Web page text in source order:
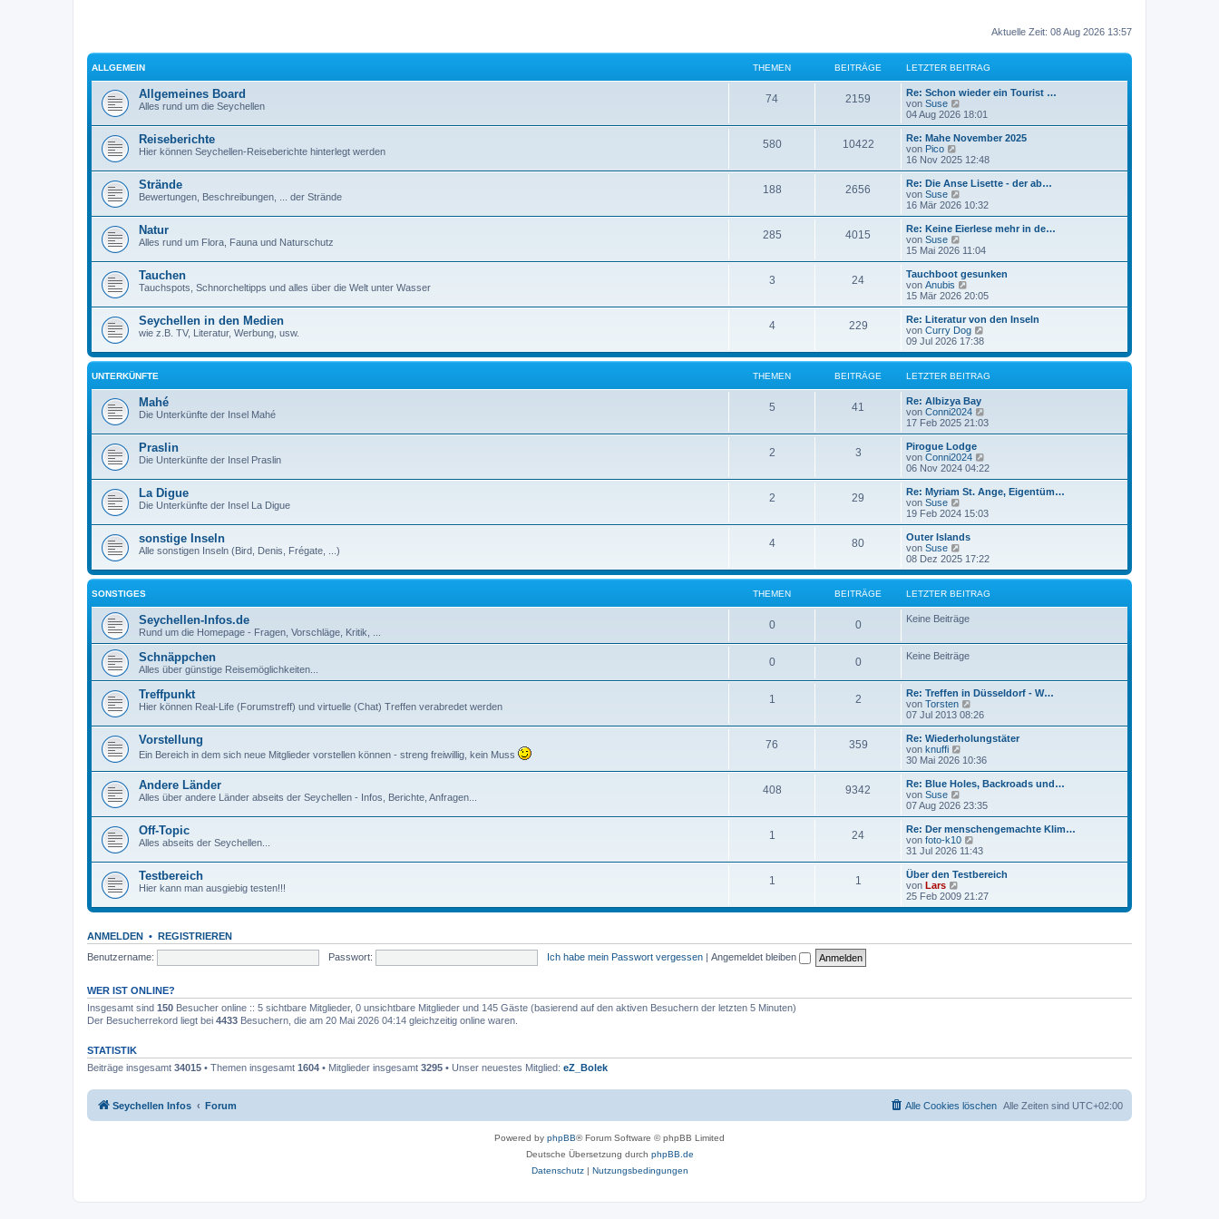
Aktuelle Zeit: 08 Aug 2026 13:57
ALLGEMEIN THEMEN BEITRÄGE LETZTER BEITRAG
Allgemeines Board
Alles rund um die Seychellen
74 2159
Re: Schon wieder ein Tourist …
von Suse
e
u
e
t
B
e
i
r
g
04 Aug 2026 18:01
Reiseberichte
Hier können Seychellen-Reiseberichte hinterlegt werden
580 10422
Re: Mahe November 2025
von Pico
e
u
e
s
t
r
B
e
i
r
a
g
16 Nov 2025 12:48
Strände
Bewertungen, Beschreibungen, ... der Strände
188 2656
Re: Die Anse Lisette - der ab…
von Suse
e
u
e
t
B
e
i
r
a
g
16 Mär 2026 10:32
Natur
Alles rund um Flora, Fauna und Naturschutz
285 4015
Re: Keine Eierlese mehr in de…
von Suse
e
u
e
s
t
B
e
i
t
a
g
15 Mai 2026 11:04
Tauchen
Tauchspots, Schnorcheltipps und alles über die Welt unter Wasser
3 24
Tauchboot gesunken
von Anubis
e
u
e
s
t
r
B
e
i
t
r
a
g
15 Mär 2026 20:05
Seychellen in den Medien
wie z.B. TV, Literatur, Werbung, usw.
4 229
Re: Literatur von den Inseln
von Curry Dog
u
e
s
e
i
a
g
09 Jul 2026 17:38
UNTERKÜNFTE THEMEN BEITRÄGE LETZTER BEITRAG
Mahé
Die Unterkünfte der Insel Mahé
5 41
Re: Albizya Bay
von Conni2024
e
u
t
B
e
i
g
17 Feb 2025 21:03
Praslin
Die Unterkünfte der Insel Praslin
2 3
Pirogue Lodge
von Conni2024
e
u
e
t
e
i
t
a
g
06 Nov 2024 04:22
La Digue
Die Unterkünfte der Insel La Digue
2 29
Re: Myriam St. Ange, Eigentüm…
von Suse
e
u
e
t
r
B
e
i
t
a
g
19 Feb 2024 15:03
sonstige Inseln
Alle sonstigen Inseln (Bird, Denis, Frégate, ...)
4 80
Outer Islands
von Suse
e
u
e
s
r
e
i
a
g
08 Dez 2025 17:22
SONSTIGES THEMEN BEITRÄGE LETZTER BEITRAG
Seychellen-Infos.de
Rund um die Homepage - Fragen, Vorschläge, Kritik, ...
0 0 Keine Beiträge
Schnäppchen
Alles über günstige Reisemöglichkeiten...
0 0 Keine Beiträge
Treffpunkt
Hier können Real-Life (Forumstreff) und virtuelle (Chat) Treffen verabredet werden
1 2
Re: Treffen in Düsseldorf - W…
von Torsten
e
u
e
t
B
e
i
r
a
g
07 Jul 2013 08:26
Vorstellung
Ein Bereich in dem sich neue Mitglieder vorstellen können - streng freiwillig, kein Muss
76 359
Re: Wiederholungstäter
von knuffi
e
u
e
t
B
e
i
r
g
30 Mai 2026 10:36
Andere Länder
Alles über andere Länder abseits der Seychellen - Infos, Berichte, Anfragen...
408 9342
Re: Blue Holes, Backroads und…
von Suse
e
u
e
s
t
B
e
t
g
07 Aug 2026 23:35
Off-Topic
Alles abseits der Seychellen...
1 24
Re: Der menschengemachte Klim…
von foto-k10
e
u
e
t
r
i
31 Jul 2026 11:43
Testbereich
Hier kann man ausgiebig testen!!!
1 1
Über den Testbereich
von Lars
e
u
25 Feb 2009 21:27
ANMELDEN • REGISTRIEREN
Benutzername:
Passwort: Ich habe mein Passwort vergessen | Angemeldet bleiben
WER IST ONLINE?
Insgesamt sind 150 Besucher online :: 5 sichtbare Mitglieder, 0 unsichtbare Mitglieder und 145 Gäste (basierend auf den aktiven Besuchern der letzten 5 Minuten)
Der Besucherrekord liegt bei 4433 Besuchern, die am 20 Mai 2026 04:14 gleichzeitig online waren.
STATISTIK
Beiträge insgesamt 34015 • Themen insgesamt 1604 • Mitglieder insgesamt 3295 • Unser neuestes Mitglied: eZ_Bolek
Seychellen Infos Forum Alle Zeiten sind UTC+02:00
Alle Cookies löschen
Powered by phpBB® Forum Software © phpBB Limited
Deutsche Übersetzung durch phpBB.de
Datenschutz| Nutzungsbedingungen